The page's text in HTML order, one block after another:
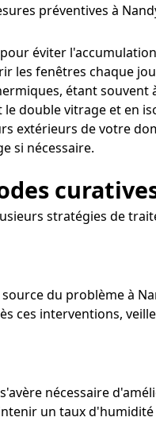
préventives à
éviter
les fenêtres chaque
étant
double vitrage et en
extérieurs de votre
si nécessaire.
stratégies de
du problème à
ces interventions,
nécessaire
un taux